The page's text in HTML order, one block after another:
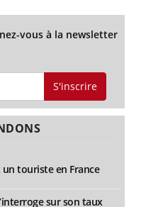
vous à la newsletter
S'inscrire
touriste en France
sur son taux